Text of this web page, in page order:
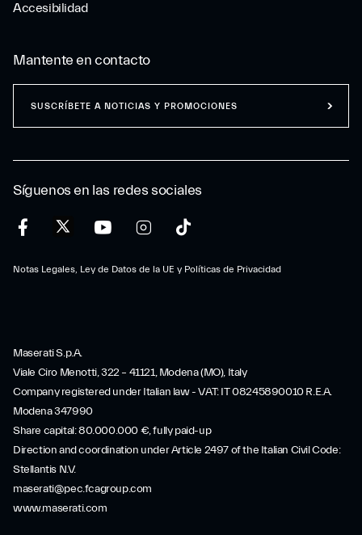
Accesibilidad
Síguenos en las redes sociales
Notas Legales, Ley de Datos de la UE y Políticas de Privacidad
Mantente en contacto
SUSCRÍBETE A NOTICIAS Y PROMOCIONES
Maserati S.p.A.
Viale Ciro Menotti, 322 – 41121, Modena (MO), Italy
Company registered under Italian law - VAT: IT 08245890010 R.E.A.
Modena 347990
Share capital: 80.000.000 €, fully paid-up
Direction and coordination under Article 2497 of the Italian Civil Code:
Stellantis N.V.
maserati@pec.fcagroup.com
www.maserati.com